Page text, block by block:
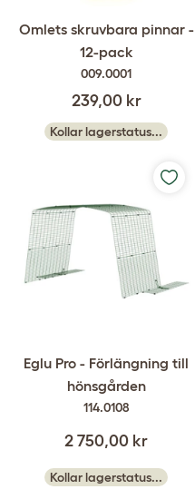
Omlets skruvbara pinnar -
12-pack
009.0001
239,00 kr
Kollar lagerstatus...
Eglu Pro - Förlängning till
hönsgården
114.0108
2 750,00 kr
Kollar lagerstatus...